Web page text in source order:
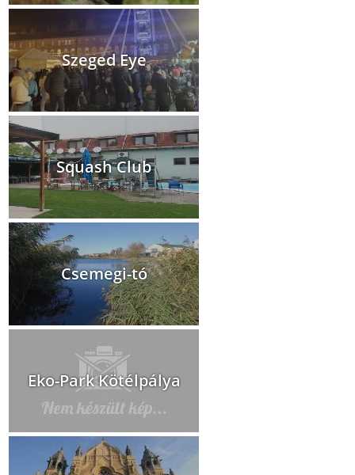
Szeged Eye
Squash Club
Csemegi-tó
Eko-Park Kötélpálya